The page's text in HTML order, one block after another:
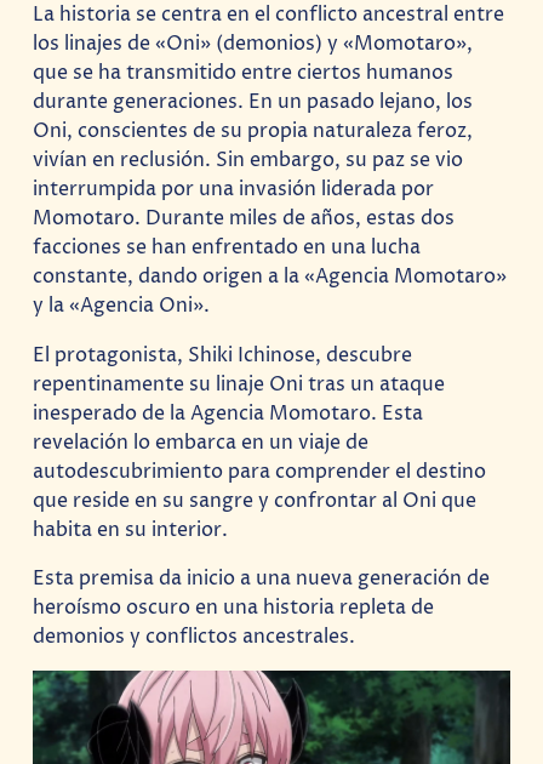
La historia se centra en el conflicto ancestral entre
los linajes de «Oni» (demonios) y «Momotaro»,
que se ha transmitido entre ciertos humanos
durante generaciones. En un pasado lejano, los
Oni, conscientes de su propia naturaleza feroz,
vivían en reclusión. Sin embargo, su paz se vio
interrumpida por una invasión liderada por
Momotaro. Durante miles de años, estas dos
facciones se han enfrentado en una lucha
constante, dando origen a la «Agencia Momotaro»
y la «Agencia Oni».
El protagonista, Shiki Ichinose, descubre
repentinamente su linaje Oni tras un ataque
inesperado de la Agencia Momotaro. Esta
revelación lo embarca en un viaje de
autodescubrimiento para comprender el destino
que reside en su sangre y confrontar al Oni que
habita en su interior.
Esta premisa da inicio a una nueva generación de
heroísmo oscuro en una historia repleta de
demonios y conflictos ancestrales.